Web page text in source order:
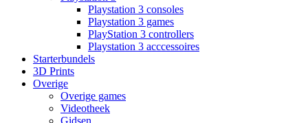
Playstation 3 consoles
Playstation 3 games
PlayStation 3 controllers
Playstation 3 acccessoires
Starterbundels
3D Prints
Overige
Overige games
Videotheek
Gidsen